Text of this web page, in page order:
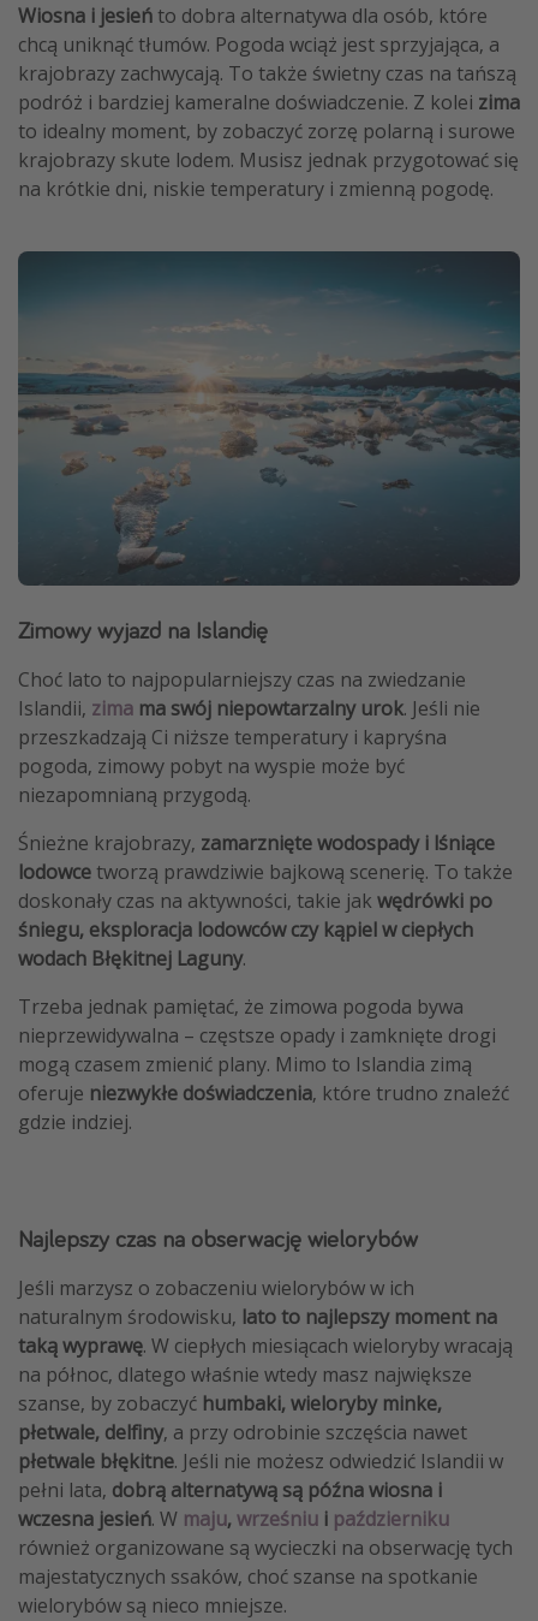
Wiosna i jesień to dobra alternatywa dla osób, które
chcą uniknąć tłumów. Pogoda wciąż jest sprzyjająca, a
krajobrazy zachwycają. To także świetny czas na tańszą
podróż i bardziej kameralne doświadczenie. Z kolei zima
to idealny moment, by zobaczyć zorzę polarną i surowe
krajobrazy skute lodem. Musisz jednak przygotować się
na krótkie dni, niskie temperatury i zmienną pogodę.
Zimowy wyjazd na Islandię
Choć lato to najpopularniejszy czas na zwiedzanie
Islandii, zima ma swój niepowtarzalny urok. Jeśli nie
przeszkadzają Ci niższe temperatury i kapryśna
pogoda, zimowy pobyt na wyspie może być
niezapomnianą przygodą.
Śnieżne krajobrazy, zamarznięte wodospady i lśniące
lodowce tworzą prawdziwie bajkową scenerię. To także
doskonały czas na aktywności, takie jak wędrówki po
śniegu, eksploracja lodowców czy kąpiel w ciepłych
wodach Błękitnej Laguny.
Trzeba jednak pamiętać, że zimowa pogoda bywa
nieprzewidywalna – częstsze opady i zamknięte drogi
mogą czasem zmienić plany. Mimo to Islandia zimą
oferuje niezwykłe doświadczenia, które trudno znaleźć
gdzie indziej.
Najlepszy czas na obserwację wielorybów
Jeśli marzysz o zobaczeniu wielorybów w ich
naturalnym środowisku, lato to najlepszy moment na
taką wyprawę. W ciepłych miesiącach wieloryby wracają
na północ, dlatego właśnie wtedy masz największe
szanse, by zobaczyć humbaki, wieloryby minke,
płetwale, delfiny, a przy odrobinie szczęścia nawet
płetwale błękitne. Jeśli nie możesz odwiedzić Islandii w
pełni lata, dobrą alternatywą są późna wiosna i
wczesna jesień. W maju, wrześniu i październiku
również organizowane są wycieczki na obserwację tych
majestatycznych ssaków, choć szanse na spotkanie
wielorybów są nieco mniejsze.